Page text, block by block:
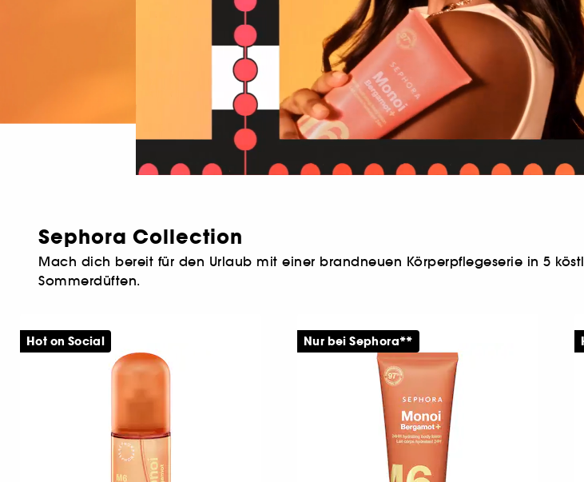
Sephora Collection
Mach dich bereit für den Urlaub mit einer brandneuen Körperpflegeserie in 5
Sommerdüften.
Hot on Social Nur bei Sephora**